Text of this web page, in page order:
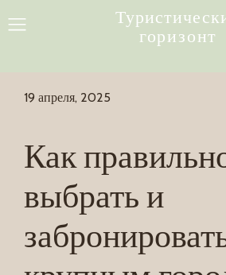
горизонт
Как
выбрать и
19 апреля, 2025